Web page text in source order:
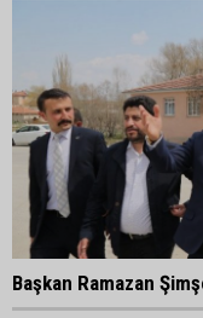
Başkan Ramazan